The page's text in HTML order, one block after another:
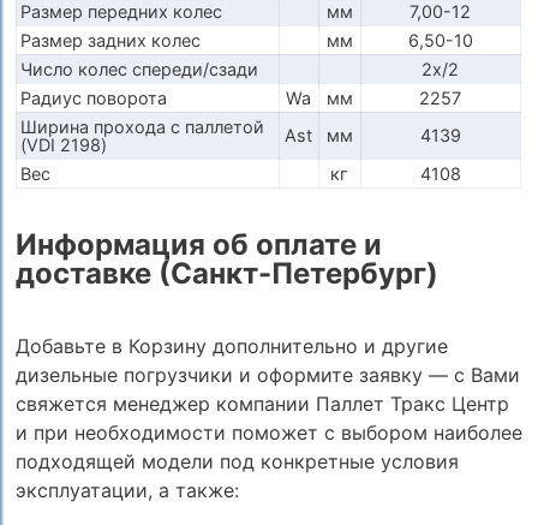
Размер передних колес
мм
7,00-12
Размер задних колес
мм
6,50-10
Число колес спереди/сзади
2x/2
Радиус поворота
Wa мм
2257
Ширина прохода с паллетой
(VDI 2198)
Ast мм
4139
Вес
кг 4108
Информация об оплате и
доставке (Санкт-Петербург)
Добавьте в Корзину дополнительно и другие
дизельные погрузчики и оформите заявку — с Вами
свяжется менеджер компании Паллет Тракс Центр
и при необходимости поможет с выбором наиболее
подходящей модели под конкретные условия
эксплуатации, а также: